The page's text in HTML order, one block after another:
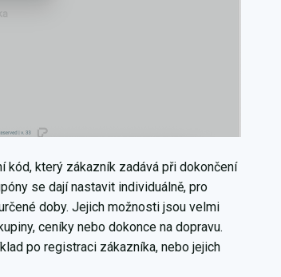
kód, který zákazník zadává při dokončení
se dají nastavit individuálně, pro
doby. Jejich možnosti jsou velmi
ceníky nebo dokonce na dopravu.
po registraci zákazníka, nebo jejich